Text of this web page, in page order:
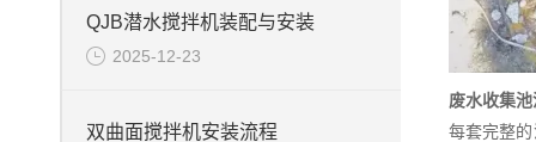
QJB潜水搅拌机装配与安装
2025-12-23
双曲面搅拌机安装流程
废水收集
每套完整